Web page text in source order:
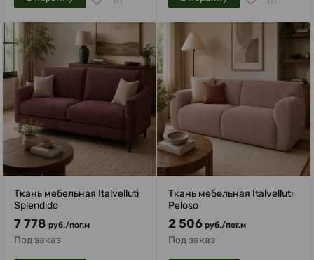
Ткань мебельная Italvelluti
Splendido
7 778 руб./пог.м
Под заказ
Ткань мебельная Italvelluti
Peloso
2 506 руб./пог.м
Под заказ